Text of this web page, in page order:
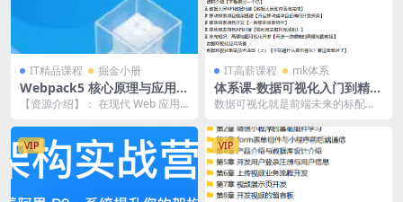
IT精品课程 掘金小册
Webpack5 核心原理与应用实
践
【资源介绍】： 在现代 Web 应用
乎能满...
IT高薪课程 mk体系
体系课-数据可视化入门到精
通-打造前端差异化竞争力 |
数据可视化就是前端未来的标配，
打着灯笼也找不到这...
VIP VIP